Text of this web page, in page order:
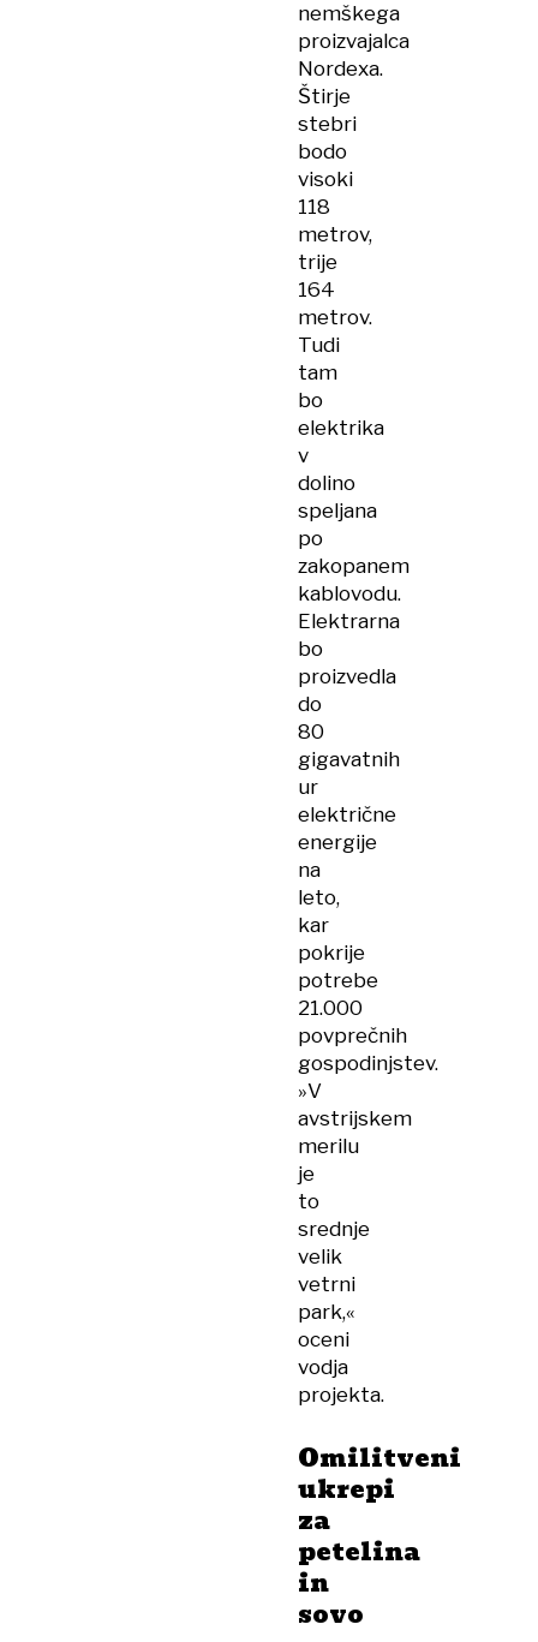
nemškega
proizvajalca
Nordexa.
Štirje
stebri
bodo
visoki
118
metrov,
trije
164
metrov.
Tudi
tam
bo
elektrika
v
dolino
speljana
po
zakopanem
kablovodu.
Elektrarna
bo
proizvedla
do
80
gigavatnih
ur
električne
energije
na
leto,
kar
pokrije
potrebe
21.000
povprečnih
gospodinjstev.
»V
avstrijskem
merilu
je
to
srednje
velik
vetrni
park,«
oceni
vodja
projekta.
Omilitveni
ukrepi
za
petelina
in
sovo